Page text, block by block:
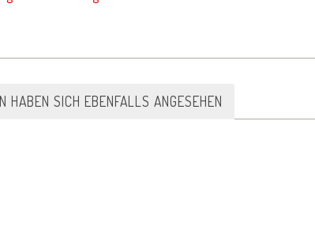
HABEN SICH EBENFALLS ANGESEHEN